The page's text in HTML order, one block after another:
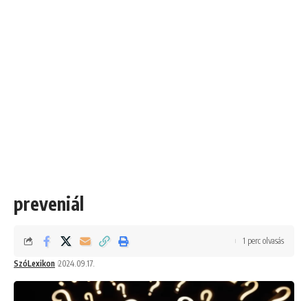
preveniál
SzóLexikon 2024.09.17.
1 perc olvasás